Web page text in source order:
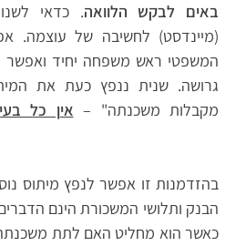
באים לבקש הלוואה. כדאי
(מיינדסט) לחשיבה של עוצמה.
המשפטי ראש משפחה יחיד ואפשר
גרושה. שנית ננפץ כעת את
מקבלות משכנתה" – אין כל
בהזדמנות זו אפשר לנפץ מיתוס
הבנק ותלושי המשכורת הינם
כאשר הוא מחליט האם לתת